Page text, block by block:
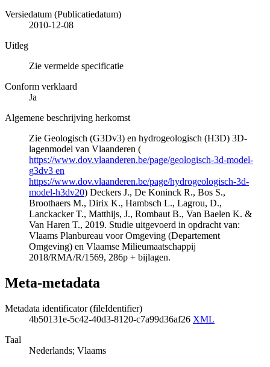
Versiedatum (Publicatiedatum)
2010-12-08
Uitleg
Zie vermelde specificatie
Conform verklaard
Ja
Algemene beschrijving herkomst
Zie Geologisch (G3Dv3) en hydrogeologisch (H3D) 3D-
lagenmodel van Vlaanderen (
https://www.dov.vlaanderen.be/page/geologisch-3d-model-
g3dv3 en
https://www.dov.vlaanderen.be/page/hydrogeologisch-3d-
model-h3dv20) Deckers J., De Koninck R., Bos S.,
Broothaers M., Dirix K., Hambsch L., Lagrou, D.,
Lanckacker T., Matthijs, J., Rombaut B., Van Baelen K. &
Van Haren T., 2019. Studie uitgevoerd in opdracht van:
Vlaams Planbureau voor Omgeving (Departement
Omgeving) en Vlaamse Milieumaatschappij
2018/RMA/R/1569, 286p + bijlagen.
Meta-metadata
Metadata identificator (fileIdentifier)
4b50131e-5c42-40d3-8120-c7a99d36af26 XML
Taal
Nederlands; Vlaams